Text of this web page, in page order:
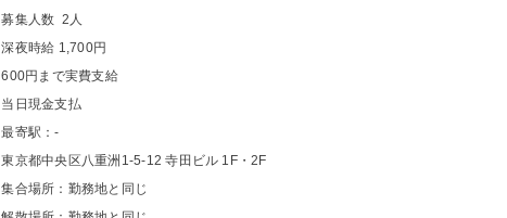
募集人数 2人
深夜時給 1,700円
600円まで実費支給
当日現金支払
最寄駅：-
東京都中央区八重洲1-5-12 寺田ビル 1F・2F
集合場所：勤務地と同じ